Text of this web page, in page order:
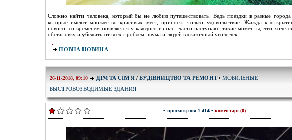
Сложно найти человека, который бы не любил путешествовать. Ведь поездки в разные
которые имеют множество красивых мест, приносят только удовольствие. Жажда к
нового, со временем появляется у каждого из нас, часто наступают такие моменты, что
обстановку и убежать от всех проблем, шума и людей в сказочный уголочек.
ПОВНА НОВИНА
26-11-2018, 09:10 ДІМ ТА СІМ'Я / БУДІВНИЦТВО ТА РЕМОНТ• МОБИЛЬНЫЕ
БЫСТРОВОЗВОДИМЫЕ ЗДАНИЯ
• просмотров: 1 414 • коментарі (0)